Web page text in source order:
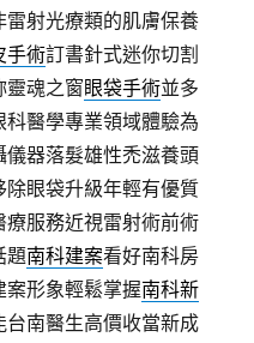
雷射光療類的肌膚保養
手術訂書針式迷你切割
靈魂之窗眼袋手術並多
醫學專業領域體驗為
器落髮雄性禿滋養頭
除眼袋升級年輕有優質
療服務近視雷射術前術
題南科建案看好南科房
形象輕鬆掌握南科新
南醫生高價收當新成